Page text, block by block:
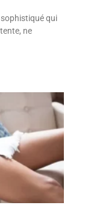
qui
ne